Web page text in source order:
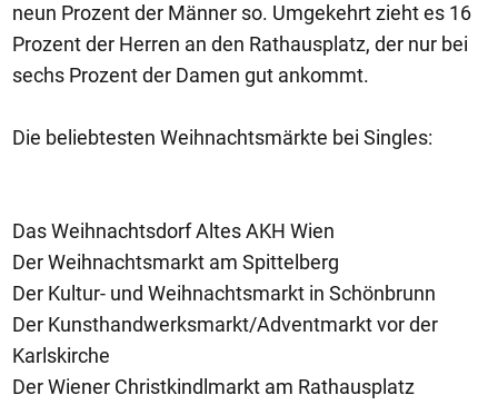
neun Prozent der Männer so. Umgekehrt zieht es 16
Prozent der Herren an den Rathausplatz, der nur bei
sechs Prozent der Damen gut ankommt.
Die beliebtesten Weihnachtsmärkte bei Singles:
Das Weihnachtsdorf Altes AKH Wien
Der Weihnachtsmarkt am Spittelberg
Der Kultur- und Weihnachtsmarkt in Schönbrunn
Der Kunsthandwerksmarkt/Adventmarkt vor der
Karlskirche
Der Wiener Christkindlmarkt am Rathausplatz